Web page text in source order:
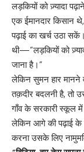
लड़कियों को ज़्यादा
एक ईमानदार किसान
पढ़ाई का खर्च उठा
थी—”लड़कियों को
जाना है।”
लेकिन सुमन हार मानने
तक़दीर बदलनी है, तो
गाँव के सरकारी स्कूल में
लेकिन आगे की पढ़ाई के
करना उसके लिए